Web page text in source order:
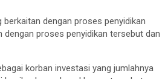
dengan proses penyidikan
proses penyidikan tersebut dan
korban investasi yang jumlahnya